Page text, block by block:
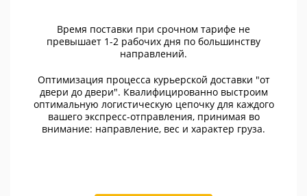
Время поставки при срочном тарифе не
превышает 1-2 рабочих дня по большинству
направлений.
Оптимизация процесса курьерской доставки "от
двери до двери". Квалифицированно выстроим
оптимальную логистическую цепочку для каждого
вашего экспресс-отправления, принимая во
внимание: направление, вес и характер груза.